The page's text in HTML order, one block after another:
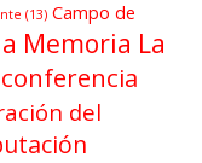
(13) Campo de
Memoria La
conferencia
del